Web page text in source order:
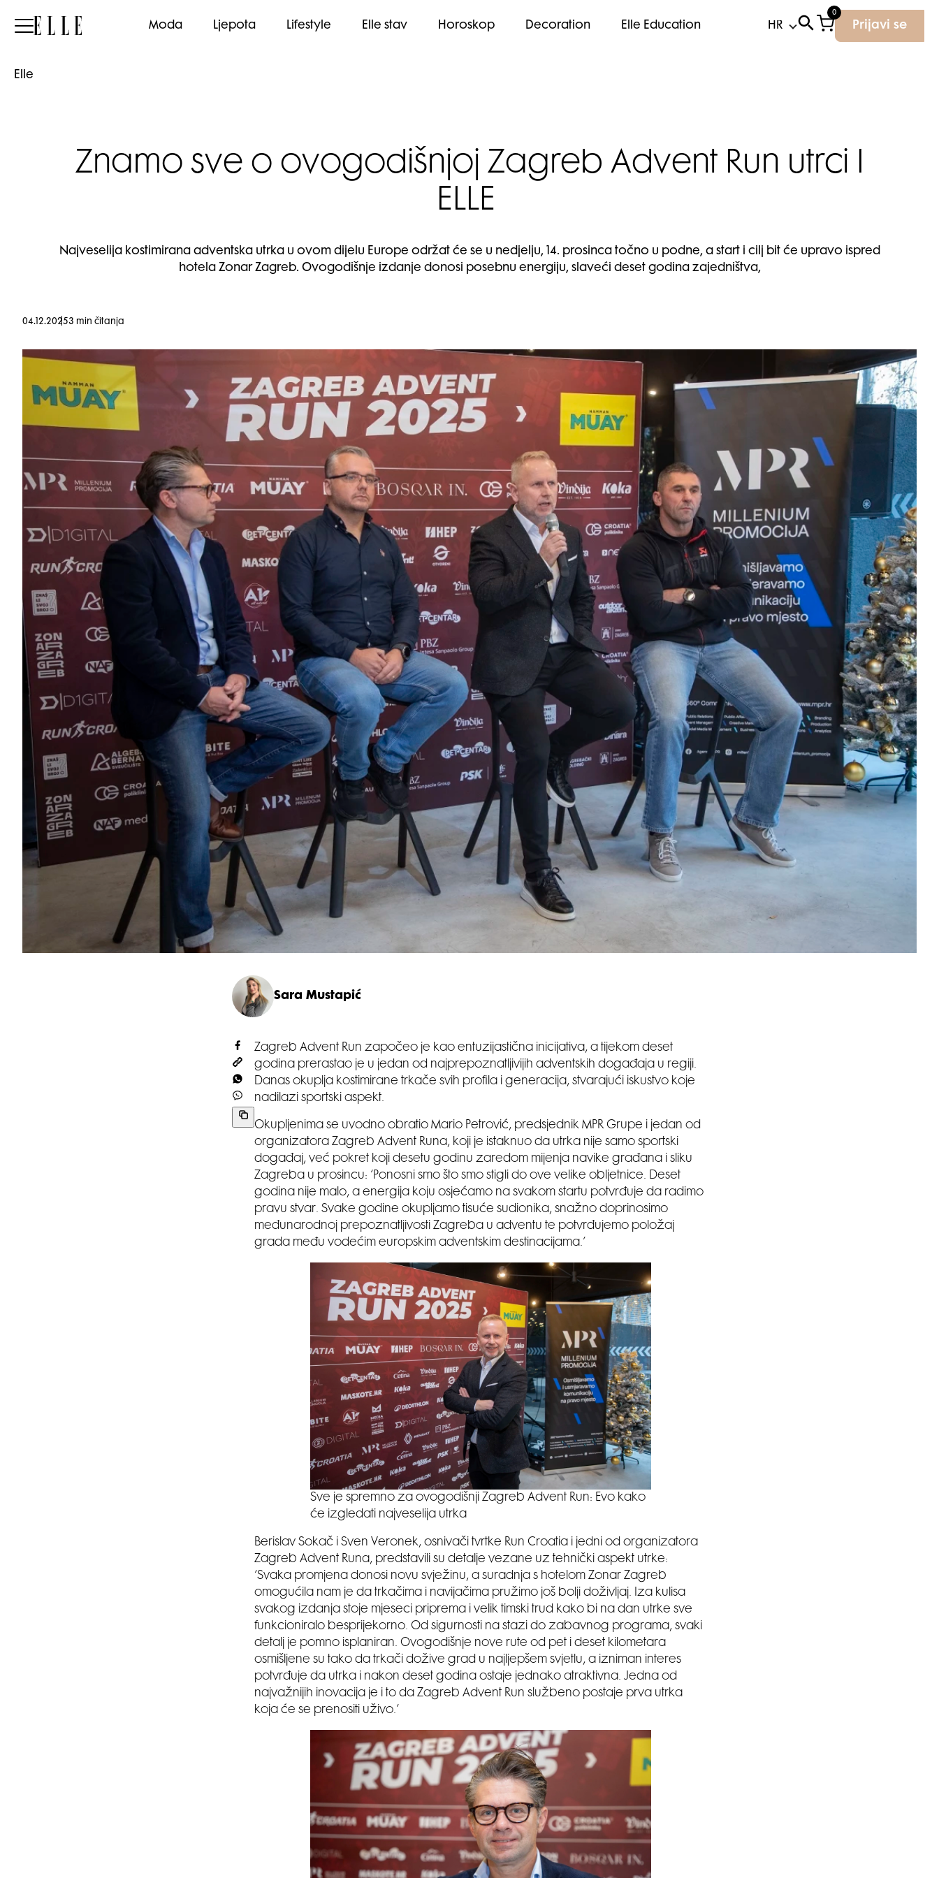
Elle Moda Ljepota Lifestyle Elle stav Horoskop Decoration Elle Education
0
Prijavi se
Elle
Znamo sve o ovogodišnjoj Zagreb Advent Run utrci I
ELLE
Najveselija kostimirana adventska utrka u ovom dijelu Europe održat će se u nedjelju, 14. prosinca točno u podne, a start i cilj bit će upravo ispred
hotela Zonar Zagreb. Ovogodišnje izdanje donosi posebnu energiju, slaveći deset godina zajedništva,
04.12.20253 min čitanja
Sara Mustapić
Zagreb Advent Run započeo je kao entuzijastična inicijativa, a tijekom deset
godina prerastao je u jedan od najprepoznatljivijih adventskih događaja u regiji.
Danas okuplja kostimirane trkače svih profila i generacija, stvarajući iskustvo koje
nadilazi sportski aspekt.
Okupljenima se uvodno obratio Mario Petrović, predsjednik MPR Grupe i jedan od
organizatora Zagreb Advent Runa, koji je istaknuo da utrka nije samo sportski
događaj, već pokret koji desetu godinu zaredom mijenja navike građana i sliku
Zagreba u prosincu: ‘Ponosni smo što smo stigli do ove velike obljetnice. Deset
godina nije malo, a energija koju osjećamo na svakom startu potvrđuje da radimo
pravu stvar. Svake godine okupljamo tisuće sudionika, snažno doprinosimo
međunarodnoj prepoznatljivosti Zagreba u adventu te potvrđujemo položaj
grada među vodećim europskim adventskim destinacijama.’
Sve je spremno za ovogodišnji Zagreb Advent Run: Evo kako
će izgledati najveselija utrka
Berislav Sokač i Sven Veronek, osnivači tvrtke Run Croatia i jedni od organizatora
Zagreb Advent Runa, predstavili su detalje vezane uz tehnički aspekt utrke:
‘Svaka promjena donosi novu svježinu, a suradnja s hotelom Zonar Zagreb
omogućila nam je da trkačima i navijačima pružimo još bolji doživljaj. Iza kulisa
svakog izdanja stoje mjeseci priprema i velik timski trud kako bi na dan utrke sve
funkcioniralo besprijekorno. Od sigurnosti na stazi do zabavnog programa, svaki
detalj je pomno isplaniran. Ovogodišnje nove rute od pet i deset kilometara
osmišljene su tako da trkači dožive grad u najljepšem svjetlu, a izniman interes
potvrđuje da utrka i nakon deset godina ostaje jednako atraktivna. Jedna od
najvažnijih inovacija je i to da Zagreb Advent Run službeno postaje prva utrka
koja će se prenositi uživo.’